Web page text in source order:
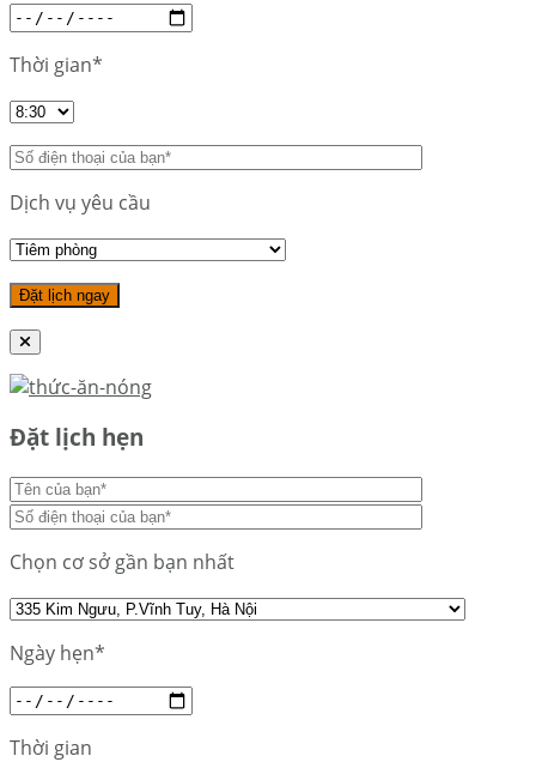
Thời gian*
Dịch vụ yêu cầu
Đặt lịch hẹn
Chọn cơ sở gần bạn nhất
Ngày hẹn*
Thời gian